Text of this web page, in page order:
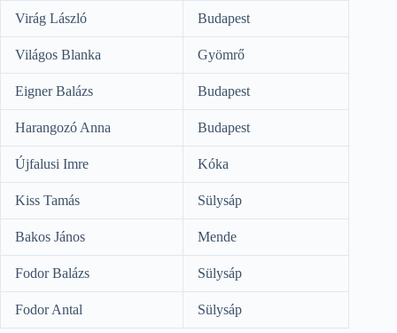
Virág László Budapest
Világos Blanka Gyömrő
Eigner Balázs Budapest
Harangozó Anna Budapest
Újfalusi Imre Kóka
Kiss Tamás Sülysáp
Bakos János Mende
Fodor Balázs Sülysáp
Fodor Antal Sülysáp